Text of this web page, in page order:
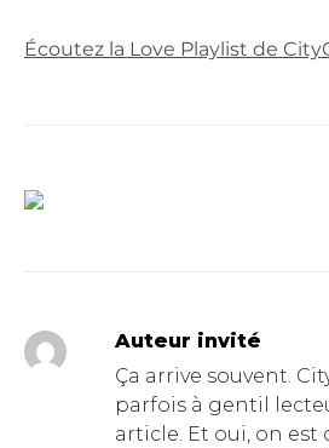
Écoutez la Love Playlist de
Auteur invité
Ça arrive souvent.
parfois à gentil
article. Et oui, on est